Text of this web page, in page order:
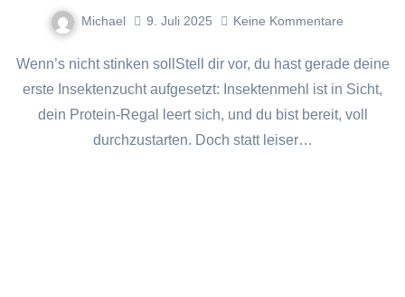
Michael 9. Juli 2025 Keine Kommentare
Wenn’s nicht stinken sollStell dir vor, du hast gerade deine
erste Insektenzucht aufgesetzt: Insektenmehl ist in Sicht,
dein Protein-Regal leert sich, und du bist bereit, voll
durchzustarten. Doch statt leiser…